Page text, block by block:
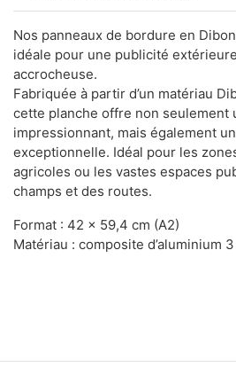
Nos panneaux de bordure en
idéale pour une publicité
accrocheuse.
Fabriquée à partir d’un matériau
cette planche offre non seulement
impressionnant, mais également
exceptionnelle. Idéal pour les
agricoles ou les vastes espaces
champs et des routes.
Format : 42 x 59,4 cm (A2)
Matériau : composite d’aluminium